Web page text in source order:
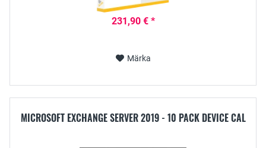
231,90 € *
Märka
MICROSOFT EXCHANGE SERVER 2019 - 10 PACK DEVICE CAL